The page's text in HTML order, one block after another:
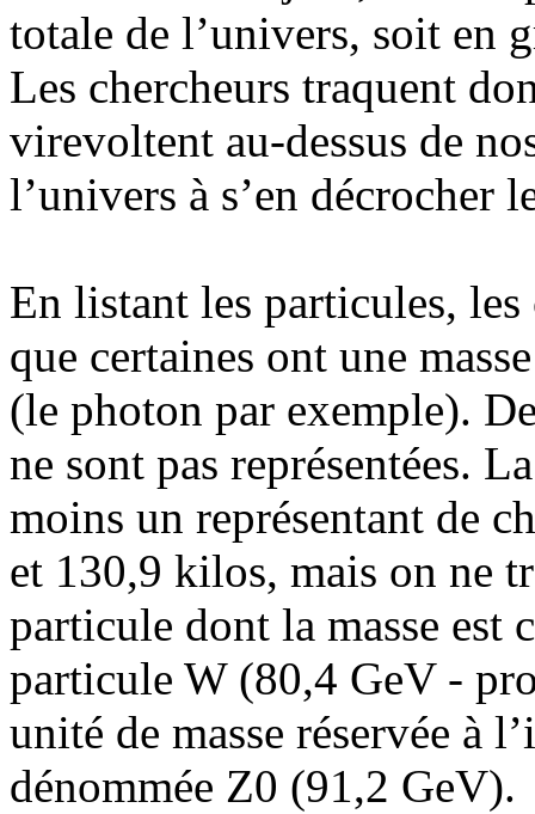
totale de l’univers, soit en
Les chercheurs traquent
virevoltent au-dessus de
l’univers à s’en décrocher
En listant les particules,
que certaines ont une
(le photon par exemple).
ne sont pas représentées.
moins un représentant de
et 130,9 kilos, mais on ne
particule dont la masse est
particule W (80,4 GeV -
unité de masse réservée à
dénommée Z0 (91,2 GeV).